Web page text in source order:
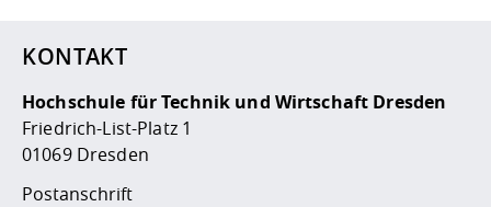
KONTAKT
Hochschule für Technik und Wirtschaft Dresden
Friedrich-List-Platz 1
01069 Dresden
Postanschrift